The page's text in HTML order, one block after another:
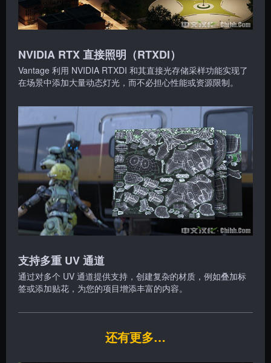
NVIDIA RTX 直接照明（RTXDI）
Vantage 利用 NVIDIA RTXDI 和其直接光存储采样功能实现了
在场景中添加大量动态灯光，而不必担心性能或资源限制。
支持多重 UV 通道
通过对多个 UV 通道提供支持，创建复杂的材质，例如叠加标
签或添加贴花，为您的项目增添丰富的内容。
还有更多…